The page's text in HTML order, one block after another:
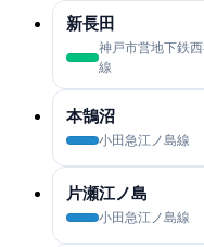
新長田
神戸市営地下鉄
線
本鵠沼
小田急江ノ島線
片瀬江ノ島
小田急江ノ島線